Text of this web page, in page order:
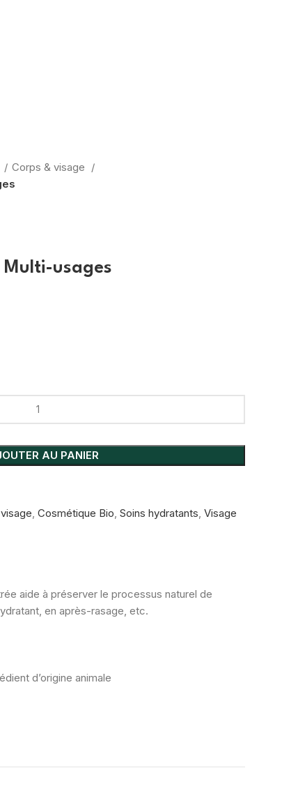
Corps & visage
Multi-usages
AU PANIER
, Cosmétique Bio, Soins hydratants, Visage
aide à préserver le processus naturel de
en après-rasage, etc.
d’origine animale